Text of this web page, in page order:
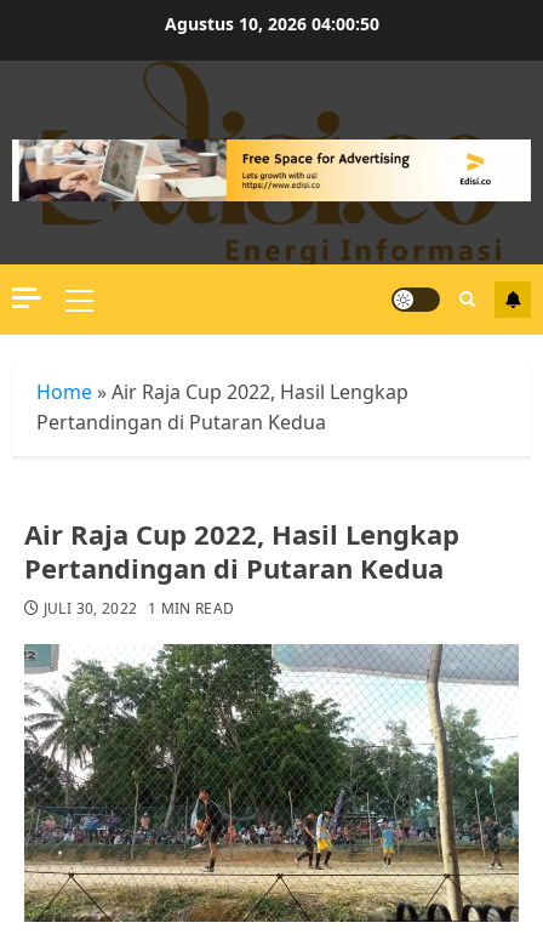
Agustus 10, 2026 04:00:50
Primary
Menu
Home »Air Raja Cup 2022, Hasil Lengkap
Pertandingan di Putaran Kedua
Air Raja Cup 2022, Hasil Lengkap
Pertandingan di Putaran Kedua
JULI 30, 2022 1 MIN READ